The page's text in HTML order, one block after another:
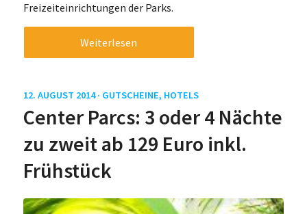
Freizeiteinrichtungen der Parks.
Weiterlesen
12. AUGUST 2014 · GUTSCHEINE, HOTELS
Center Parcs: 3 oder 4 Nächte
zu zweit ab 129 Euro inkl.
Frühstück